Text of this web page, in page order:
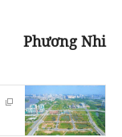
Phương Nhi